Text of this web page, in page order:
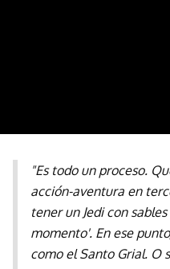
"Es todo un proceso.
acción-aventura en
tener un Jedi con
momento'. En ese
como el Santo Grial. O